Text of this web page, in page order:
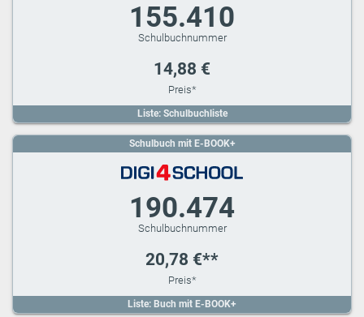
Liste: Schulbuchliste
155.410
14,88 €
Liste: Buch mit E-BOOK+
Schulbuch mit E-BOOK+
190.474
20,78 €**